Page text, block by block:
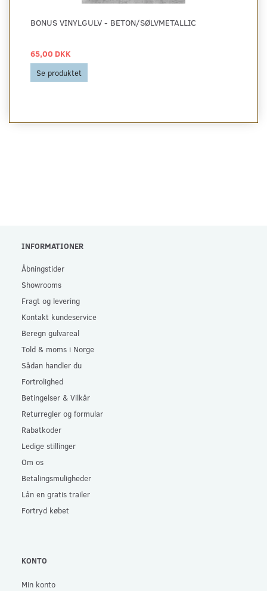
BONUS VINYLGULV - BETON/SØLVMETALLIC
65,00 DKK
Se produktet
INFORMATIONER
Åbningstider
Showrooms
Fragt og levering
Kontakt kundeservice
Beregn gulvareal
Told & moms i Norge
Sådan handler du
Fortrolighed
Betingelser & Vilkår
Returregler og formular
Rabatkoder
Ledige stillinger
Om os
Betalingsmuligheder
Lån en gratis trailer
Fortryd købet
KONTO
Min konto